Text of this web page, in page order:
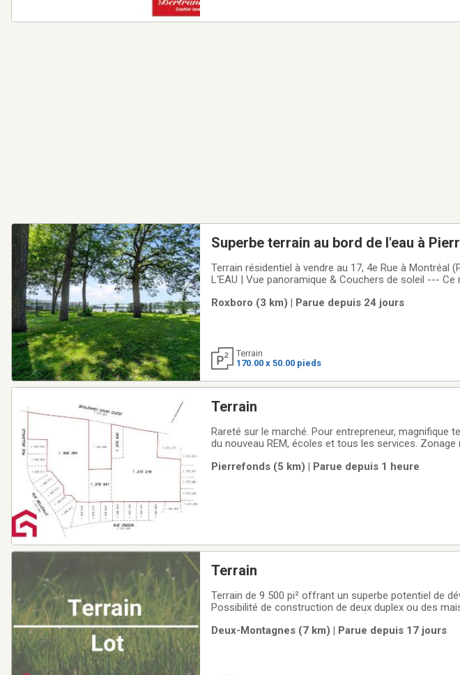
Superbe terrain au bord de l'eau à
Terrain résidentiel à vendre au 17, 4e Rue à Montréal
L'EAU | Vue panoramique & Couchers de soleil ---
panoramique dégagée et des couchers de soleil
Roxboro (3 km) | Parue depuis 24 jours
Terrain
170.00 x 50.00 pieds
Terrain
Rareté sur le marché. Pour entrepreneur, magnifique
du nouveau REM, écoles et tous les services. Zonage résidentiel avec la possibilité de construire des multi-
L'acheteur devra vérifier avec
Pierrefonds (5 km) | Parue depuis 1 heure
Terrain
Terrain de 9 500 pi² offrant un superbe potentiel de
Possibilité de construction de deux duplex ou des
tranquillité,
Deux-Montagnes (7 km) | Parue depuis 17 jours